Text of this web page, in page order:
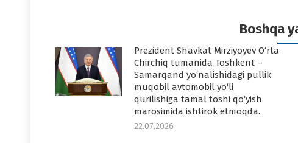
Boshqa
Prezident Shavkat Mirziyoyev O‘rta
Chirchiq tumanida Toshkent –
Samarqand yo‘nalishidagi pullik
muqobil avtomobil yo‘li
qurilishiga tamal toshi qo‘yish
marosimida ishtirok etmoqda.
22.07.2026